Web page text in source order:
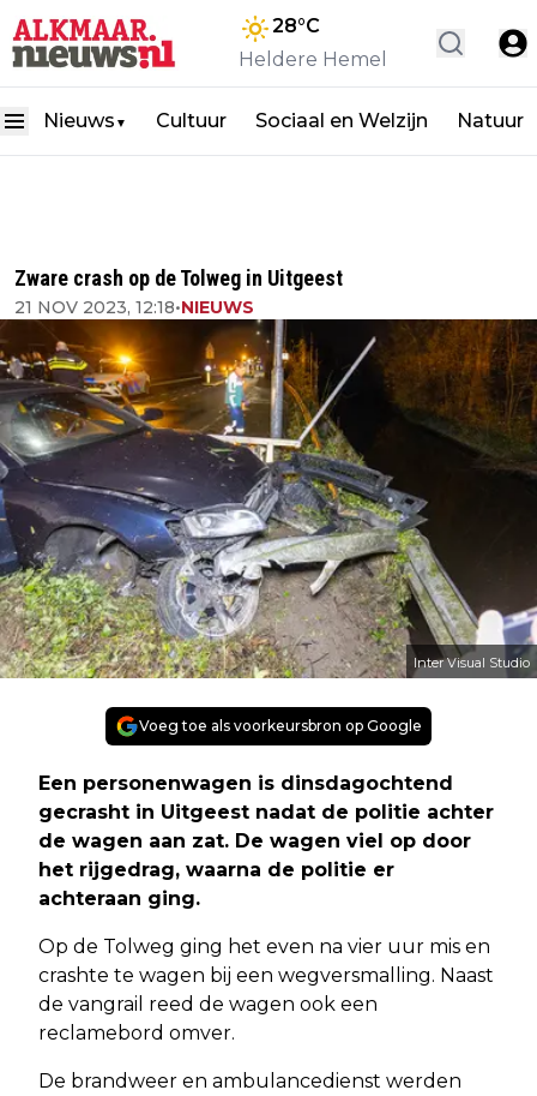
28°C
Heldere Hemel
Nieuws ▼ Cultuur Sociaal en Welzijn Natuur
Zware crash op de Tolweg in Uitgeest
21 NOV 2023, 12:18•NIEUWS
Inter Visual Studio
Voeg toe als voorkeursbron op Google
Een personenwagen is dinsdagochtend
gecrasht in Uitgeest nadat de politie achter
de wagen aan zat. De wagen viel op door
het rijgedrag, waarna de politie er
achteraan ging.
Op de Tolweg ging het even na vier uur mis en
crashte te wagen bij een wegversmalling. Naast
de vangrail reed de wagen ook een
reclamebord omver.
De brandweer en ambulancedienst werden